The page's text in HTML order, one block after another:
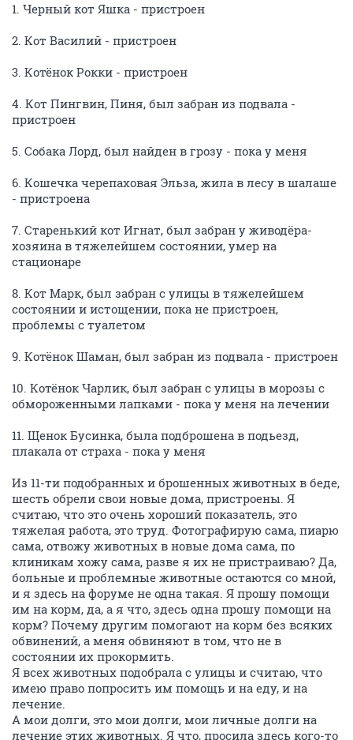
Целуемся))
ОТВЕТИТЬ
O
activist
14 декабря 2022 Автоинформатор
Наташ, это Вы? Такая вся счастливая. Или это не Вы,
v.i.p.
ОТВЕТИТЬ
O
OlgaM123
activist
14 декабря 2022
Наташа, Вы светитесь от счастья! Вот что значит
Чарлик жив и здоров! И с ним можно целоваться!
ОТВЕТИТЬ
O
OlgaM123
activist
14 декабря 2022
Наташа, какие новости у остальных котиков? И